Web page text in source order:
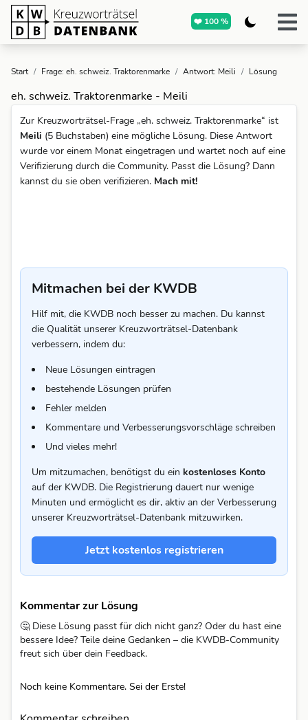
❤️ 100 %
Start / Frage: eh. schweiz. Traktorenmarke / Antwort: Meili / Lösung
eh. schweiz. Traktorenmarke - Meili
Zur Kreuzworträtsel-Frage „eh. schweiz. Traktorenmarke“ ist
Meili (5 Buchstaben) eine mögliche Lösung. Diese Antwort
wurde vor einem Monat eingetragen und wartet noch auf eine
Verifizierung durch die Community. Passt die Lösung? Dann
kannst du sie oben verifizieren. Mach mit!
Mitmachen bei der KWDB
Hilf mit, die KWDB noch besser zu machen. Du kannst
die Qualität unserer Kreuzworträtsel-Datenbank
verbessern, indem du:
Neue Lösungen eintragen
bestehende Lösungen prüfen
Fehler melden
Kommentare und Verbesserungsvorschläge schreiben
Und vieles mehr!
Um mitzumachen, benötigst du ein kostenloses Konto
auf der KWDB. Die Registrierung dauert nur wenige
Minuten und ermöglicht es dir, aktiv an der Verbesserung
unserer Kreuzworträtsel-Datenbank mitzuwirken.
Jetzt kostenlos registrieren
Kommentar zur Lösung
🤔 Diese Lösung passt für dich nicht ganz? Oder du hast eine
bessere Idee? Teile deine Gedanken – die KWDB-Community
freut sich über dein Feedback.
Noch keine Kommentare. Sei der Erste!